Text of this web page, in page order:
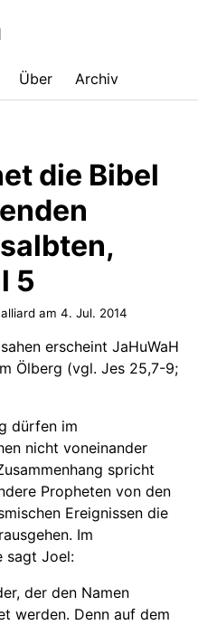
Über Archiv
die Bibel
5
am 4. Jul. 2014
sahen erscheint JaHuWaH
Ölberg (vgl. Jes 25,7-9;
dürfen im
nicht voneinander
spricht
Propheten von den
Ereignissen die
Im
sagt Joel:
der den Namen
werden. Denn auf dem